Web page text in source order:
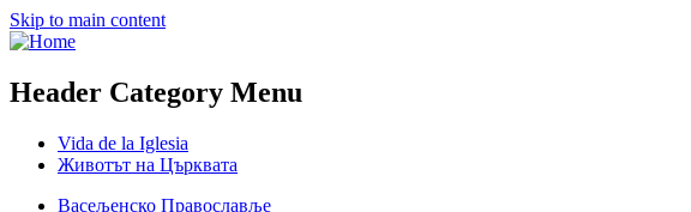
Skip to main content
Header Category Menu
Vida de la Iglesia
Животът на Църквата
Васељенско Православље